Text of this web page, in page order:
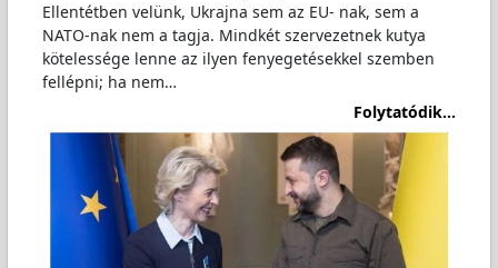
Ellentétben velünk, Ukrajna sem az EU- nak, sem a
NATO-nak nem a tagja. Mindkét szervezetnek kutya
kötelessége lenne az ilyen fenyegetésekkel szemben
fellépni; ha nem…
Folytatódik...